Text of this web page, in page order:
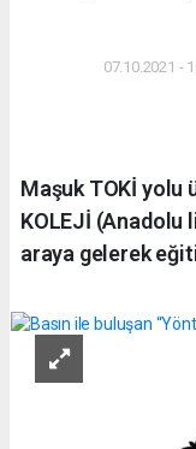
07.10.2021 -
Maşuk TOKİ yolu
KOLEJİ (Anadolu
araya gelerek